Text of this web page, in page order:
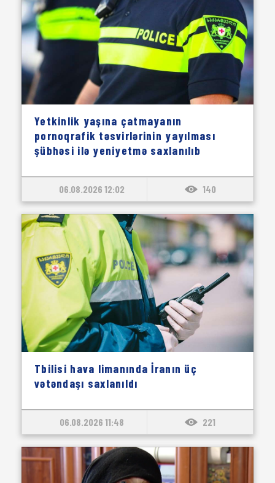
Yetkinlik yaşına çatmayanın
pornoqrafik təsvirlərinin yayılması
şübhəsi ilə yeniyetmə saxlanılıb
06.08.2026 12:02 140
Tbilisi hava limanında İranın üç
vətəndaşı saxlanıldı
06.08.2026 11:48 221